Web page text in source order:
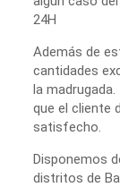
24H
Además de
cantidades
la
que el cliente
satisfecho.
Disponemos
distritos de